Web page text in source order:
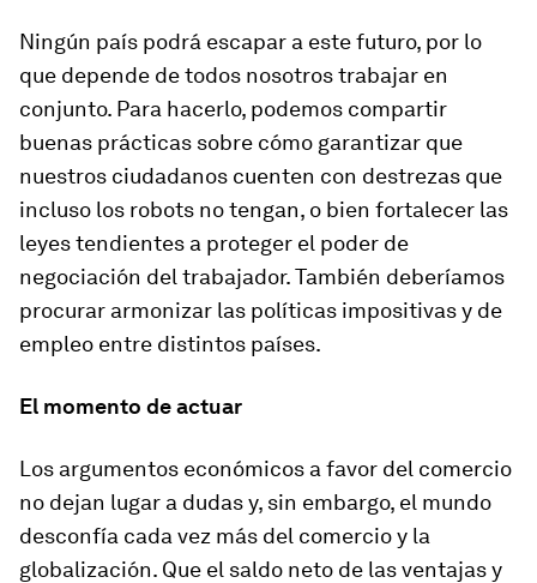
Ningún país podrá escapar a este futuro, por lo
que depende de todos nosotros trabajar en
conjunto. Para hacerlo, podemos compartir
buenas prácticas sobre cómo garantizar que
nuestros ciudadanos cuenten con destrezas que
incluso los robots no tengan, o bien fortalecer las
leyes tendientes a proteger el poder de
negociación del trabajador. También deberíamos
procurar armonizar las políticas impositivas y de
empleo entre distintos países.
El momento de actuar
Los argumentos económicos a favor del comercio
no dejan lugar a dudas y, sin embargo, el mundo
desconfía cada vez más del comercio y la
globalización. Que el saldo neto de las ventajas y